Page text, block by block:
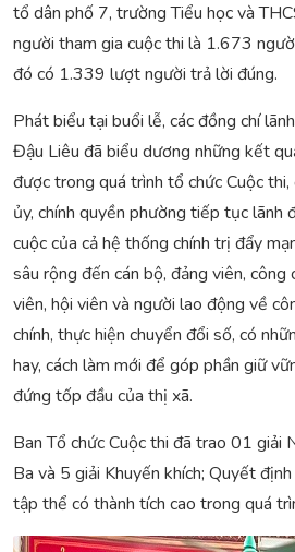
tổ dân phố 7, trường Tiểu học và
người tham gia cuộc thi là 1.673
đó có 1.339 lượt người trả lời đúng.
Phát biểu tại buổi lễ, các đồng chí
Đậu Liêu đã biểu dương những kết
được trong quá trình tổ chức Cuộc
ủy, chính quyền phường tiếp tục lãnh
cuộc của cả hệ thống chính trị đẩy
sâu rộng đến cán bộ, đảng viên, công
viên, hội viên và người lao động về
chính, thực hiện chuyển đổi số, có
hay, cách làm mới để góp phần giữ
đứng tốp đầu của thị xã.
Ban Tổ chức Cuộc thi đã trao 01 giải
Ba và 5 giải Khuyến khích; Quyết
tập thể có thành tích cao trong quá